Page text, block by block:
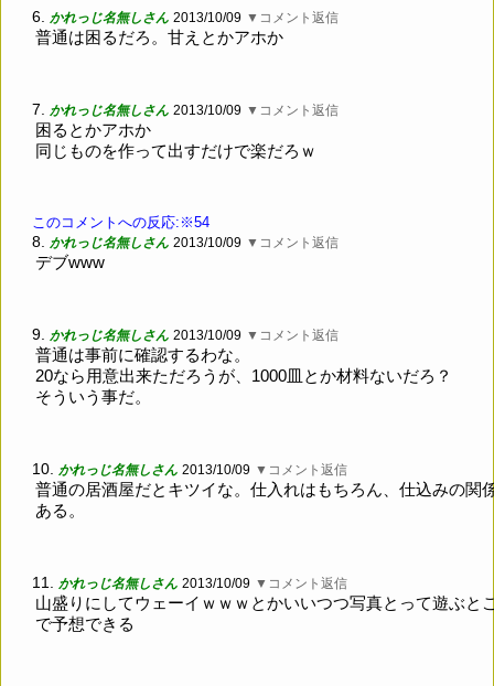
6. かれっじ名無しさん 2013/10/09 ▼コメント返信
普通は困るだろ。甘えとかアホか
7. かれっじ名無しさん 2013/10/09 ▼コメント返信
困るとかアホか
同じものを作って出すだけで楽だろｗ
このコメントへの反応:※54
8. かれっじ名無しさん 2013/10/09 ▼コメント返信
デブwww
9. かれっじ名無しさん 2013/10/09 ▼コメント返信
普通は事前に確認するわな。
20なら用意出来ただろうが、1000皿とか材料ないだろ？
そういう事だ。
10. かれっじ名無しさん 2013/10/09 ▼コメント返信
普通の居酒屋だとキツイな。仕入れはもちろん、仕込みの関
ある。
11. かれっじ名無しさん 2013/10/09 ▼コメント返信
山盛りにしてウェーイｗｗｗとかいいつつ写真とって遊ぶと
で予想できる